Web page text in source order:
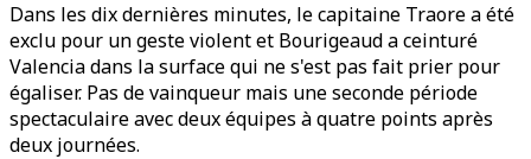
Dans les dix dernières minutes, le capitaine Traore a été
exclu pour un geste violent et Bourigeaud a ceinturé
Valencia dans la surface qui ne s'est pas fait prier pour
égaliser. Pas de vainqueur mais une seconde période
spectaculaire avec deux équipes à quatre points après
deux journées.